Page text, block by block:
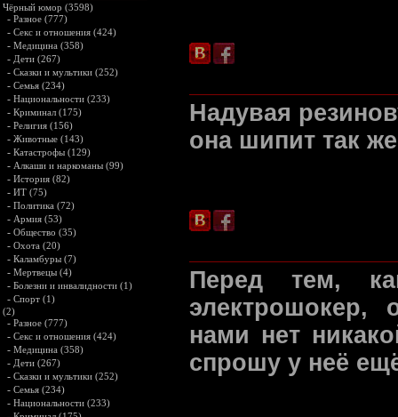
Чёрный юмор (3598)
- Разное (777)
- Секс и отношения (424)
- Медицина (358)
- Дети (267)
- Сказки и мультики (252)
- Семья (234)
- Национальности (233)
- Криминал (175)
- Религия (156)
- Животные (143)
- Катастрофы (129)
- Алкаши и наркоманы (99)
- История (82)
- ИТ (75)
- Политика (72)
- Армия (53)
- Общество (35)
- Охота (20)
- Каламбуры (7)
- Мертвецы (4)
- Болезни и инвалидности (1)
- Спорт (1)
(2)
- Разное (777)
- Секс и отношения (424)
- Медицина (358)
- Дети (267)
- Сказки и мультики (252)
- Семья (234)
- Национальности (233)
Надувая
она шипит так
Перед тем,
электрошокер,
нами нет
спрошу у неё